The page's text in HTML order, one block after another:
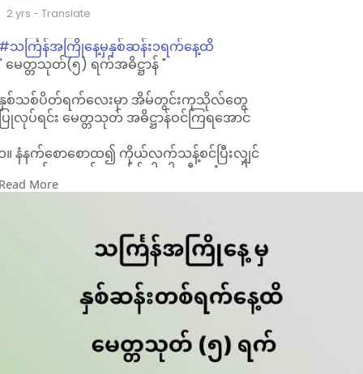
2 yrs - Translate
သင်္ကြန်အကြိုနေ့မှနှစ်ဆန်း၁ရက်နေ့ထိ
မေတ္တသုတ်(၅) ရက်အဓိဋ္ဌာန် "
စ်သစ်ပိတ်ရက်လေးမှာ အိမ်တွင်းကုသိုလ်တွေ
ြုလုပ်ရင်း မေတ္တသုတ် အဓိဋ္ဌာန်ဝင်ကြရအောင်
။ နံနက်စောစောထ၍ ကိုယ်လက်သန့်စင်ပြီးလျှင်
ရားရှင်ရှေ့တော်မှောက်၌ ငါးပါးသီလ ခံယူပါ။
ျှောက်ထား ခွင့်ပန်ပါ။
။ ခွင့်ပန်ထားသည့်အတိုင်း အောင်မြင်အောင်
ျင့်ဆောင်မည်ဖြစ်ပါကြောင်း ဘုရားရှင်ထံ၌
တိပေး လျှောက်ထားပါ။
။ သမန္တာ စက္ကဝါဠေသု မှစ၍ ရွတ်ဆိုပြီး
တ်ဗြဟ္မာတို့အား ပရိတ်တရားနာ
More